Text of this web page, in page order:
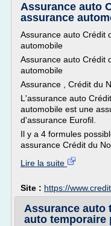
Assurance auto
assurance
Assurance auto Crédit
automobile
Assurance auto Crédit
automobile
Assurance , Crédit du
L'assurance auto
automobile est une
d'assurance Eurofil.
Il y a 4 formules
assurance Crédit du
Lire la suite
Site : https://
Assurance auto
auto temporaire